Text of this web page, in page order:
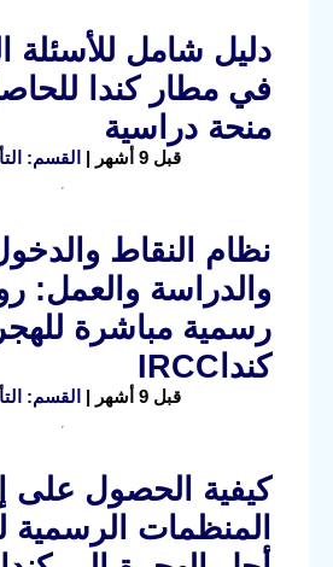
دليل شامل للأسئلة
في مطار كندا
منحة دراسية
قبل 9 أشهر | القسم:
نظام النقاط
والدراسة والعمل:
رسمية مباشرة
كنداIRCC
قبل 9 أشهر | القسم:
كيفية الحصول على
المنظمات الرسمية